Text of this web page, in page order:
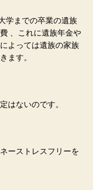
学までの卒業の遺族
、これに遺族年金や
よっては遺族の家族
ます。
はないのです。
ーストレスフリーを